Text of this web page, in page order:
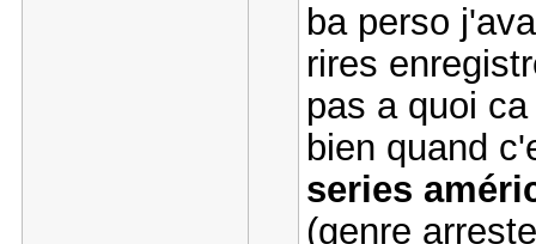
ba perso
rires
pas a quoi
bien quand
series
(genre